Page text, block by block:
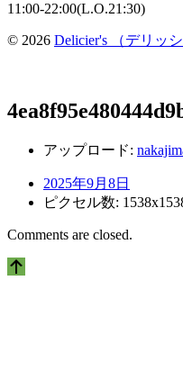
11:00-22:00(L.O.21:30)
© 2026 Delicier's （デリッシ
アップロード:
2025年9月8日
ピクセル数:
Comments are closed.